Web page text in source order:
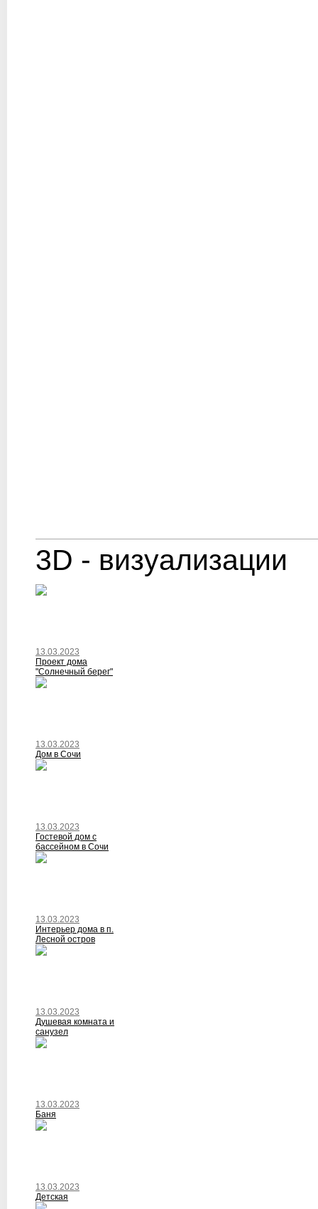
3D - визуализации
13.03.2023
Проект дома
"Солнечный берег"
13.03.2023
Дом в Сочи
13.03.2023
Гостевой дом с
бассейном в Сочи
13.03.2023
Интерьер дома в п.
Лесной остров
13.03.2023
Душевая комната и
санузел
13.03.2023
Баня
13.03.2023
Детская